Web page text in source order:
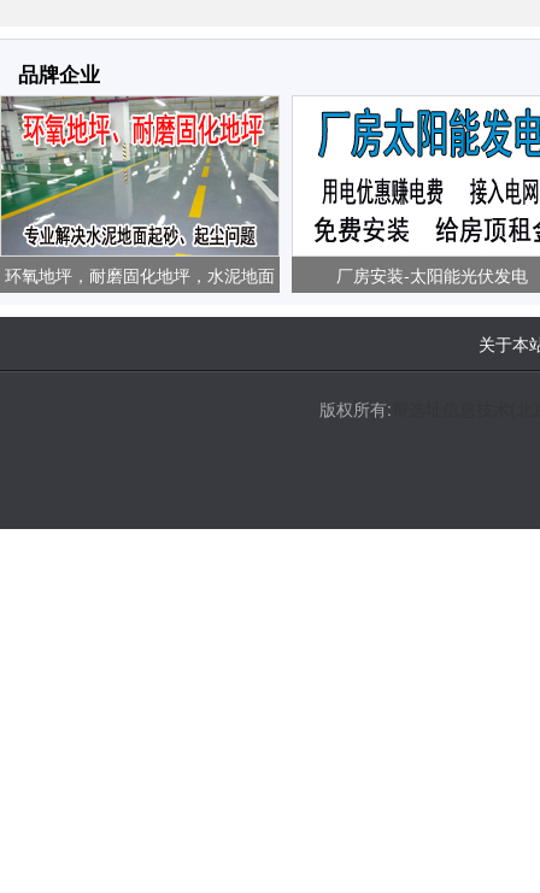
品牌企业
环氧地坪，耐磨固化地坪，水泥地面
起砂、起尘问题
厂房安装-太阳能光伏发电
关于本
版权所有: